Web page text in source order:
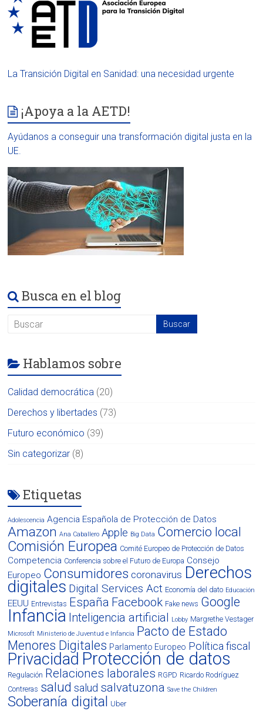
La Transición Digital en Sanidad: una necesidad urgente
¡Apoya a la AETD!
Ayúdanos a conseguir una transformación digital justa en la
UE.
Busca en el blog
Hablamos sobre
Calidad democrática (20)
Derechos y libertades (73)
Futuro económico (39)
Sin categorizar (8)
Etiquetas
Adolescencia Agencia Española de Protección de Datos
Amazon Ana Caballero Apple Big Data Comercio local
Comisión Europea Comité Europeo de Protección de Datos
Competencia Conferencia sobre el Futuro de Europa Consejo
Europeo Consumidores coronavirus Derechos
digitales Digital Services Act Economía del dato Educación
EEUU Entrevistas España Facebook Fake news Google
Infancia Inteligencia artificial Lobby Margrethe Vestager
Microsoft Ministerio de Juventud e Infancia Pacto de Estado
Menores Digitales Parlamento Europeo Política fiscal
Privacidad Protección de datos
Regulación Relaciones laborales RGPD Ricardo Rodríguez
Contreras salud salud salvatuzona Save the Children
Soberanía digital Uber